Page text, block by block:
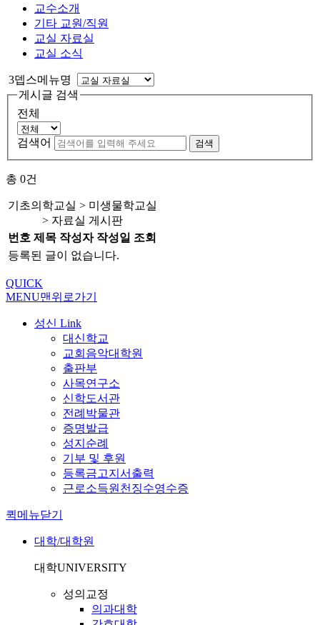
교수소개
기타 교원/직원
교실 자료실
교실 소식
3뎁스메뉴명
게시글 검색
전체
검색어 검색
총 0건
기초의학교실 > 미생물학교실
> 자료실 게시판
번호 제목 작성자 작성일 조회
등록된 글이 없습니다.
QUICK
MENU맨위로가기
성신 Link
대신학교
교회음악대학원
출판부
사목연구소
신학도서관
전례박물관
증명발급
성지순례
기부 및 후원
등록금고지서출력
근로소득원천징수영수증
퀵메뉴닫기
대학/대학원
대학UNIVERSITY
성의교정
의과대학